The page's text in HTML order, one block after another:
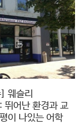
웨슬리
어난 환경과 교
이 나있는 어학